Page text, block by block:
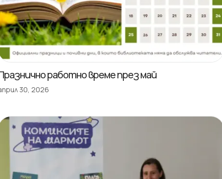
работно време през май
30, 2026